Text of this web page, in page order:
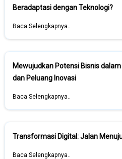
Beradaptasi dengan Teknologi?
Baca Selengkapnya..
Mewujudkan Potensi Bisnis
dan Peluang Inovasi
Baca Selengkapnya..
Transformasi Digital: Jalan
Baca Selengkapnya..